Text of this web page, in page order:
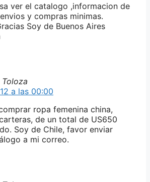
ver el catalogo ,informacion de
y compras minimas.
Soy de Buenos Aires
a las 00:00
ropa femenina china,
de un total de US650
Soy de Chile, favor enviar
a mi correo.